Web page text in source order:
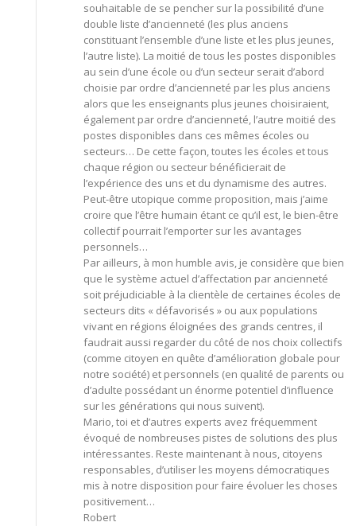
souhaitable de se pencher sur la possibilité d’une
double liste d’ancienneté (les plus anciens
constituant l’ensemble d’une liste et les plus jeunes,
l’autre liste). La moitié de tous les postes disponibles
au sein d’une école ou d’un secteur serait d’abord
choisie par ordre d’ancienneté par les plus anciens
alors que les enseignants plus jeunes choisiraient,
également par ordre d’ancienneté, l’autre moitié des
postes disponibles dans ces mêmes écoles ou
secteurs… De cette façon, toutes les écoles et tous
chaque région ou secteur bénéficierait de
l’expérience des uns et du dynamisme des autres.
Peut-être utopique comme proposition, mais j’aime
croire que l’être humain étant ce qu’il est, le bien-être
collectif pourrait l’emporter sur les avantages
personnels…
Par ailleurs, à mon humble avis, je considère que bien
que le système actuel d’affectation par ancienneté
soit préjudiciable à la clientèle de certaines écoles de
secteurs dits « défavorisés » ou aux populations
vivant en régions éloignées des grands centres, il
faudrait aussi regarder du côté de nos choix collectifs
(comme citoyen en quête d’amélioration globale pour
notre société) et personnels (en qualité de parents ou
d’adulte possédant un énorme potentiel d’influence
sur les générations qui nous suivent).
Mario, toi et d’autres experts avez fréquemment
évoqué de nombreuses pistes de solutions des plus
intéressantes. Reste maintenant à nous, citoyens
responsables, d’utiliser les moyens démocratiques
mis à notre disposition pour faire évoluer les choses
positivement…
Robert